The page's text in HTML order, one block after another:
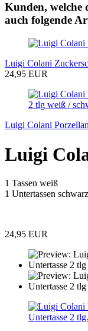
Kunden, welche
auch folgende
Luigi Colani
24,95 EUR
Luigi Colani
Luigi
1 Tassen weiß
1 Untertassen
24,95 EUR